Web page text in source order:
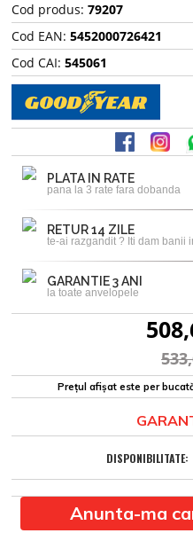
Cod produs: 79207
Cod EAN: 5452000726421
Cod CAI: 545061
PLATA IN RATE
pana la 3 rate fara dobanda
RETUR 14 ZILE
te-ai razgandit ? Iti dam banii
GARANTIE 3 ANI
la toate anvelopele
Prețul afișat este per
DISPONIBILITATE:
Anunta-ma